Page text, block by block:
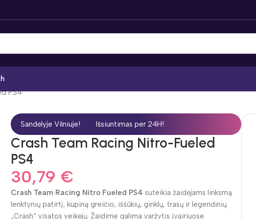
PS4
Sandėlyje Vilniuje!Išsiuntimas per 24H!
Crash Team Racing Nitro-Fueled
PS4
30,79 €
Crash Team Racing Nitro Fueled PS4 suteikia žaidėjams linksmą
lenktynių patirtį, kupiną greičio, iššūkių, ginklų, trasų ir legendinių
„Crash“ visatos veikėjų. Žaidime galima varžytis įvairiuose